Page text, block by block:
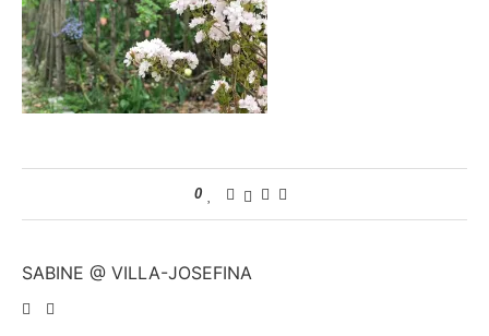
0
SABINE @ VILLA-JOSEFINA